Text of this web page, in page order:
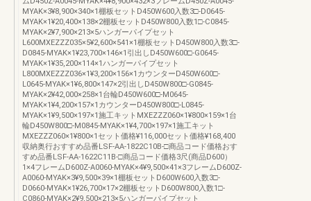
MYAK×3¥8,900×340×1棚板セットD450W600入数3□-D0645-
MYAK×1¥20,400×138×2棚板セットD450W800入数1□-C0845-
MYAK×2¥7,900×213×5ハンガーパイプセット
L600MXEZZZ035×5¥2,600×541×1棚板セットD450W800入数3□-
D0845-MYAK×1¥23,700×146×1引出しD450W600□-G0645-
MYAK×1¥35,200×114×1ハンガーパイプセット
L800MXEZZZ036×1¥3,200×156×1カウンターD450W600□-
L0645-MYAK×1¥6,800×147×2引出しD450W800□-G0845-
MYAK×2¥42,000×258×1台輪D450W600□-M0645-
MYAK×1¥4,200×157×1カウンターD450W800□-L0845-
MYAK×1¥9,500×197×1施工キットMXEZZZ060×1¥800×159×1台
輪D450W800□-M0845-MYAK×1¥4,700×197×1施工キット
MXEZZZ060×1¥800×1セット価格¥116,000セット価格¥168,400
収納奥行おすすめ品番LSF-AA-1822C10B-□商品コード価格おす
すめ品番LSF-AA-1622C11B-□商品コード価格3尺(商品D600）
1×4フレームD600Z-A0060-MYAK×4¥9,500×41×3フレームD600Z-
A0060-MYAK×3¥9,500×39×1棚板セットD600W600入数3□-
D0660-MYAK×1¥26,700×17×2棚板セットD600W800入数1□-
C0860-MYAK×2¥9,500×213×5ハンガーパイプセット